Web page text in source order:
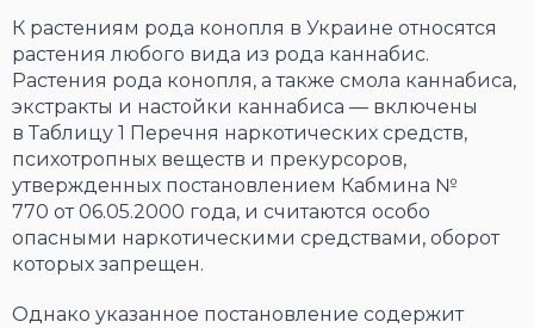
К растениям рода конопля в Украине относятся
растения любого вида из рода каннабис.
Растения рода конопля, а также смола каннабиса,
экстракты и настойки каннабиса — включены
в Таблицу 1 Перечня наркотических средств,
психотропных веществ и прекурсоров,
утвержденных постановлением Кабмина №
770 от 06.05.2000 года, и считаются особо
опасными наркотическими средствами, оборот
которых запрещен.
Однако указанное постановление содержит